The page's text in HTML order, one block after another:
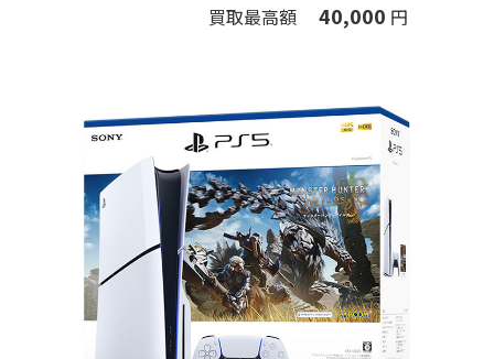
買取最高額 40,000 円